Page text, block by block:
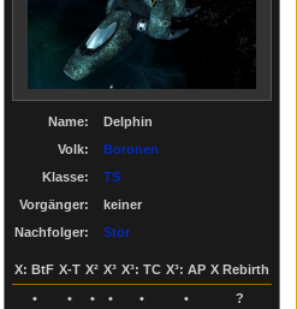
Name:
Delphin
Volk:
Boronen
Klasse:
TS
Vorgänger:
keiner
Nachfolger:
Stör
X: BtF X-T X² X³ X³: TC X³: AP X Rebirth
•
• • • • • ?